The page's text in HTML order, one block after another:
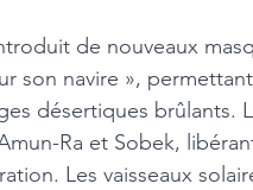
de nouveaux
son navire »,
désertiques
Ra et Sobek,
Les vaisseaux